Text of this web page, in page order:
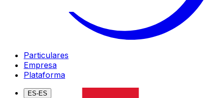
Particulares
Empresa
Plataforma
ES-ES